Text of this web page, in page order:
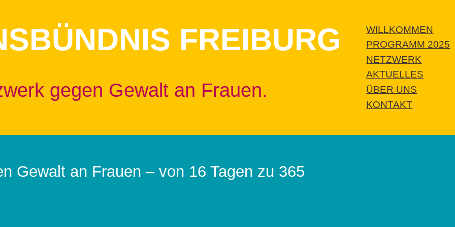
FREIBURG
gegen Gewalt an Frauen.
WILLKOMMEN
PROGRAMM 2025
NETZWERK
AKTUELLES
ÜBER UNS
KONTAKT
Gewalt an Frauen – von 16 Tagen zu 365